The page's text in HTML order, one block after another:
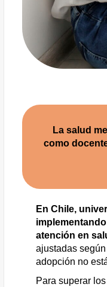
La salud
como
En Chile,
atención en
ajustadas
adopción no
Para superar